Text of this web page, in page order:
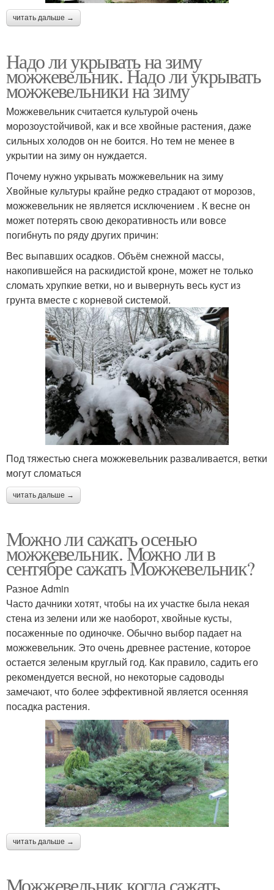
читать дальше →
Надо ли укрывать на зиму
можжевельник. Надо ли укрывать
можжевельники на зиму
Можжевельник считается культурой очень
морозоустойчивой, как и все хвойные растения, даже
сильных холодов он не боится. Но тем не менее в
укрытии на зиму он нуждается.
Почему нужно укрывать можжевельник на зиму
Хвойные культуры крайне редко страдают от морозов,
можжевельник не является исключением . К весне он
может потерять свою декоративность или вовсе
погибнуть по ряду других причин:
Вес выпавших осадков. Объём снежной массы,
накопившейся на раскидистой кроне, может не только
сломать хрупкие ветки, но и вывернуть весь куст из
грунта вместе с корневой системой.
Под тяжестью снега можжевельник разваливается, ветки
могут сломаться
читать дальше →
Можно ли сажать осенью
можжевельник. Можно ли в
сентябре сажать Можжевельник?
Разное Admin
Часто дачники хотят, чтобы на их участке была некая
стена из зелени или же наоборот, хвойные кусты,
посаженные по одиночке. Обычно выбор падает на
можжевельник. Это очень древнее растение, которое
остается зеленым круглый год. Как правило, садить его
рекомендуется весной, но некоторые садоводы
замечают, что более эффективной является осенняя
посадка растения.
читать дальше →